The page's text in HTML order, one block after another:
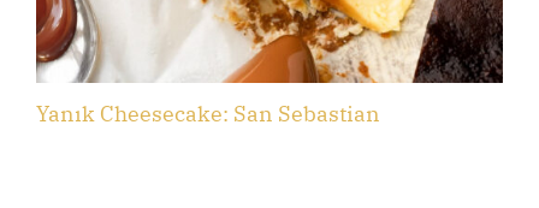
Yanık Cheesecake: San Sebastian